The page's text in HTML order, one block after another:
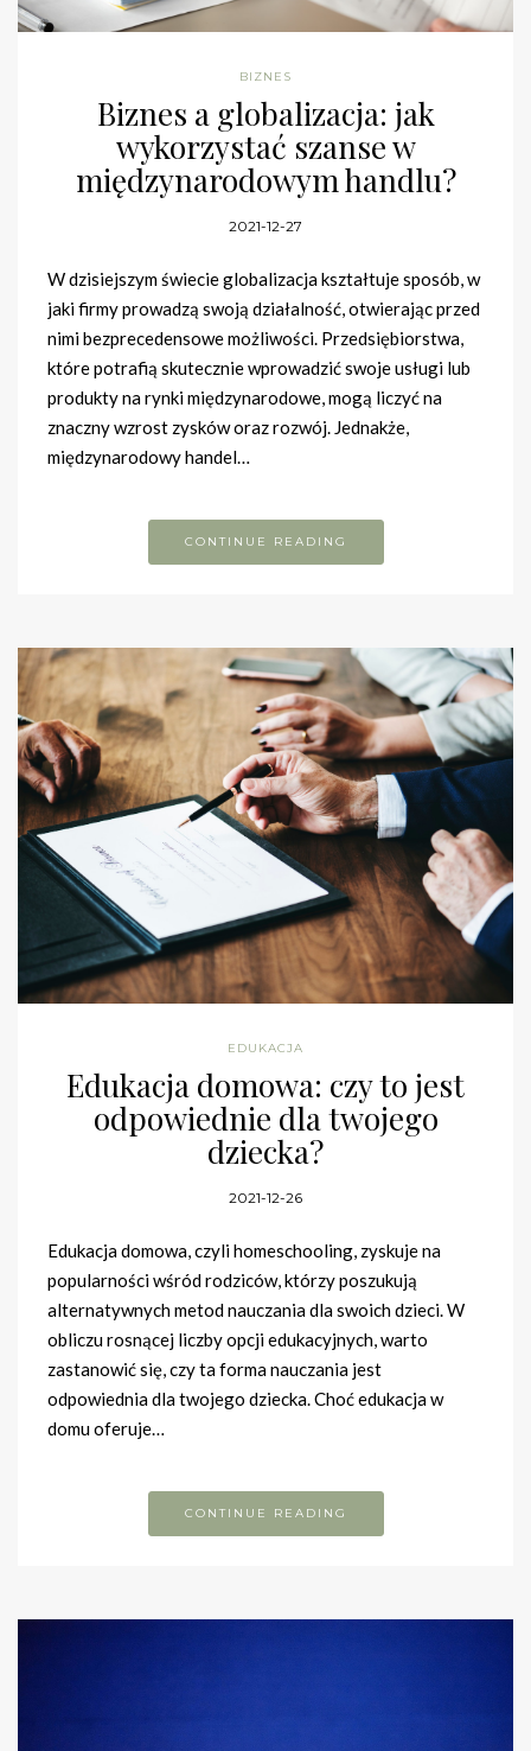
BIZNES
Biznes a globalizacja: jak
wykorzystać szanse w
międzynarodowym handlu?
2021-12-27
W dzisiejszym świecie globalizacja kształtuje sposób, w
jaki firmy prowadzą swoją działalność, otwierając przed
nimi bezprecedensowe możliwości. Przedsiębiorstwa,
które potrafią skutecznie wprowadzić swoje usługi lub
produkty na rynki międzynarodowe, mogą liczyć na
znaczny wzrost zysków oraz rozwój. Jednakże,
międzynarodowy handel…
CONTINUE READING
EDUKACJA
Edukacja domowa: czy to jest
odpowiednie dla twojego
dziecka?
2021-12-26
Edukacja domowa, czyli homeschooling, zyskuje na
popularności wśród rodziców, którzy poszukują
alternatywnych metod nauczania dla swoich dzieci. W
obliczu rosnącej liczby opcji edukacyjnych, warto
zastanowić się, czy ta forma nauczania jest
odpowiednia dla twojego dziecka. Choć edukacja w
domu oferuje…
CONTINUE READING